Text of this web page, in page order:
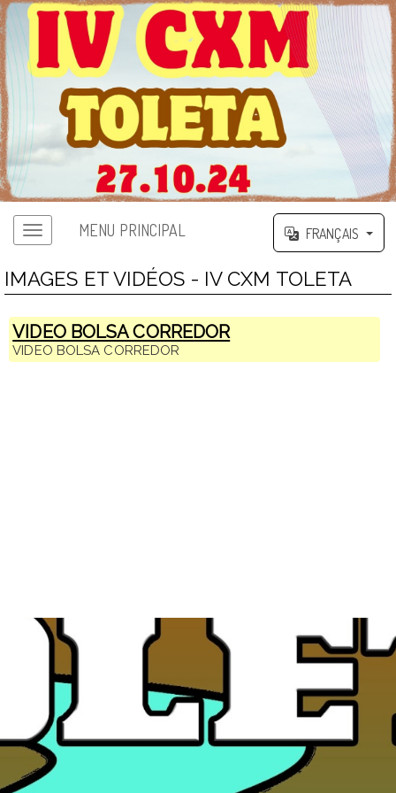
MENU PRINCIPAL FRANÇAIS
IMAGES ET VIDÉOS - IV CXM TOLETA
VIDEO BOLSA CORREDOR
VIDEO BOLSA CORREDOR